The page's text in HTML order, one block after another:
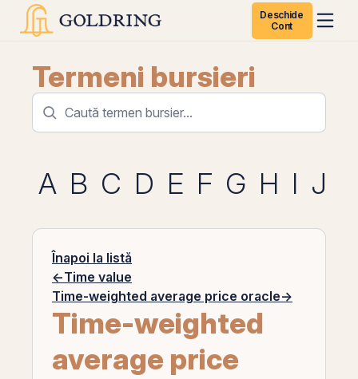
Deschide
Cont
Termeni bursieri
A B C D E F G H I J
Înapoi la listă
←Time value
Time-weighted average price oracle→
Time-weighted
average price